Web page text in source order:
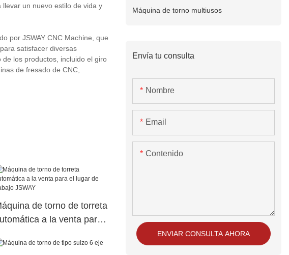
un nuevo estilo de vida y
por JSWAY CNC Machine, que
satisfacer diversas
los productos, incluido el giro
de fresado de CNC,
de torno de torreta
a la venta para
Máquina de torno multiusos
Envía tu consulta
Nombre
Email
Contenido
ENVIAR CONSULTA AHORA